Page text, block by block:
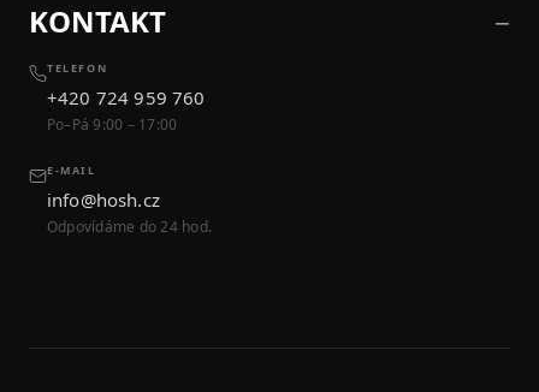
KONTAKT
TELEFON
+420 724 959 760
Po–Pá 9:00 – 17:00
E-MAIL
info@hosh.cz
Odpovídáme do 24 hod.